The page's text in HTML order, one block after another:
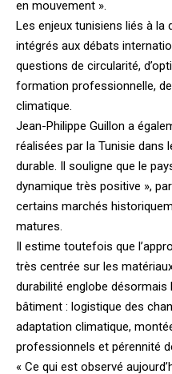
en mouvement ».
Les enjeux tunisiens liés à la
intégrés aux débats
questions de circularité,
formation professionnelle,
climatique.
Jean-Philippe Guillon a
réalisées par la Tunisie dans
durable. Il souligne que le
dynamique très positive »,
certains marchés
matures.
Il estime toutefois que
très centrée sur les
durabilité englobe désormais
bâtiment : logistique des
adaptation climatique,
professionnels et pérennité
« Ce qui est observé